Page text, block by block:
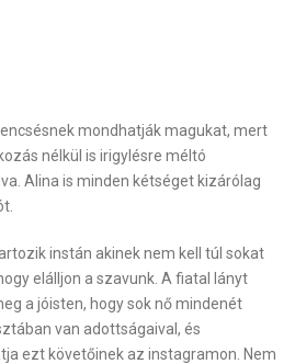
mondhatják magukat, mert
nélkül is irigylésre méltó
Alina is minden kétséget kizárólag
instán akinek nem kell túl sokat
elálljon a szavunk. A fiatal lányt
a jóisten, hogy sok nő mindenét
van adottságaival, és
ezt követőinek az instagramon. Nem